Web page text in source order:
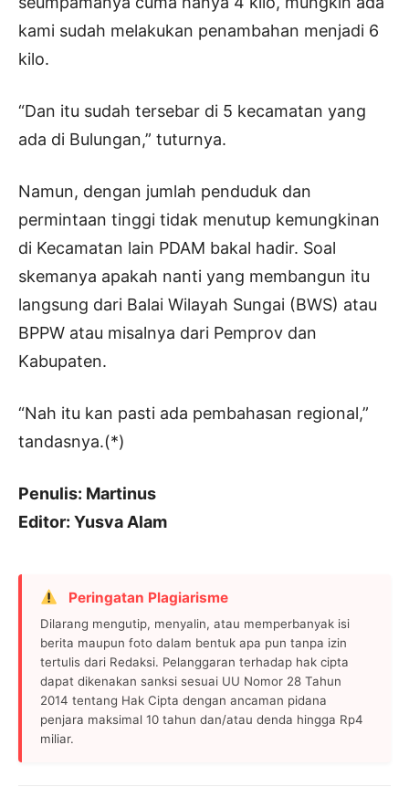
kami sudah melakukan penambahan menjadi 6
kilo.
“Dan itu sudah tersebar di 5 kecamatan yang
ada di Bulungan,” tuturnya.
Namun, dengan jumlah penduduk dan
permintaan tinggi tidak menutup kemungkinan
di Kecamatan lain PDAM bakal hadir. Soal
skemanya apakah nanti yang membangun itu
langsung dari Balai Wilayah Sungai (BWS) atau
BPPW atau misalnya dari Pemprov dan
Kabupaten.
“Nah itu kan pasti ada pembahasan regional,”
tandasnya.(*)
Penulis: Martinus
Editor: Yusva Alam
Peringatan Plagiarisme
Dilarang mengutip, menyalin, atau memperbanyak isi
berita maupun foto dalam bentuk apa pun tanpa izin
tertulis dari Redaksi. Pelanggaran terhadap hak cipta
dapat dikenakan sanksi sesuai UU Nomor 28 Tahun
2014 tentang Hak Cipta dengan ancaman pidana
penjara maksimal 10 tahun dan/atau denda hingga Rp4
miliar.